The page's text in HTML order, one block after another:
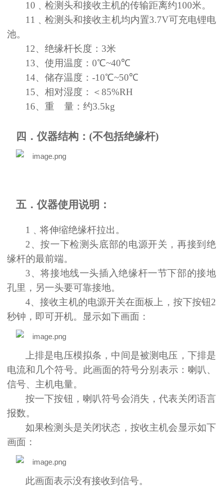
10 检测头和接收主机的传输距离约100米。
11
﹑检测头和接收主机均内置3.7V可充电锂电
池。
12、绝缘杆长度：3米
13、使用温度：0℃~40℃
14、储存温度：-10℃~50℃
15、相对湿度：＜85%RH
16、重 量：约3.5kg
四．仪器结构： (不包括绝缘杆)
五．仪器使用说明：
1 ﹑ 将伸缩绝缘杆拉出。
2、按一下检测头底部的电源开关，再接到绝
缘杆的最前端。
3、将接地线一头插入绝缘杆一节下部的接地
孔里，另一头要可靠接地。
4、接收主机的电源开关在面板上，按下按钮2
秒钟，即可开机。显示如下画面：
上排是电压模拟条，中间是被测电压，下排是
电流和几个符号。此画面的符号分别表示：喇叭、
信号、主机电量。
按一下按钮，喇叭符号会消失，代表关闭语言
报数。
如果检测头是关闭状态，按收主机会显示如下
画面：
此画面表示没有接收到信号。